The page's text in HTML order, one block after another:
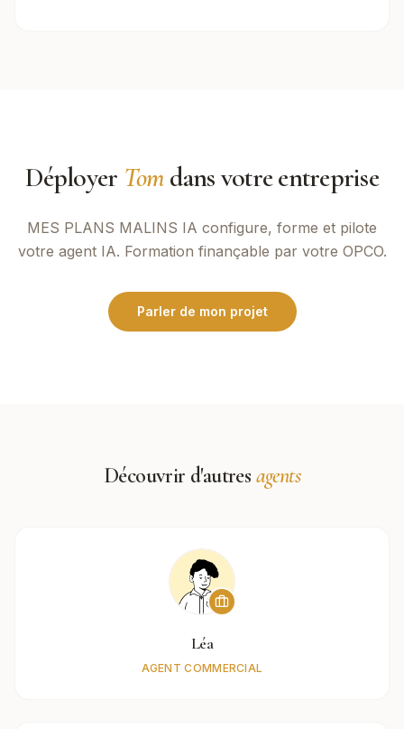
Déployer Tomdans votre entreprise
MES PLANS MALINS IA configure, forme et pilote
votre agent IA. Formation finançable par votre OPCO.
Parler de mon projet
Découvrir d'autres agents
Léa
AGENT COMMERCIAL